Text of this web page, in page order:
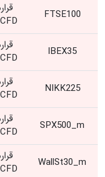
FTSE100
CFD شاخص
IBEX35
CFD شاخص
NIKK225
CFD شاخص
SPX500_m
CFD شاخص
WallSt30_m
CFD شاخص